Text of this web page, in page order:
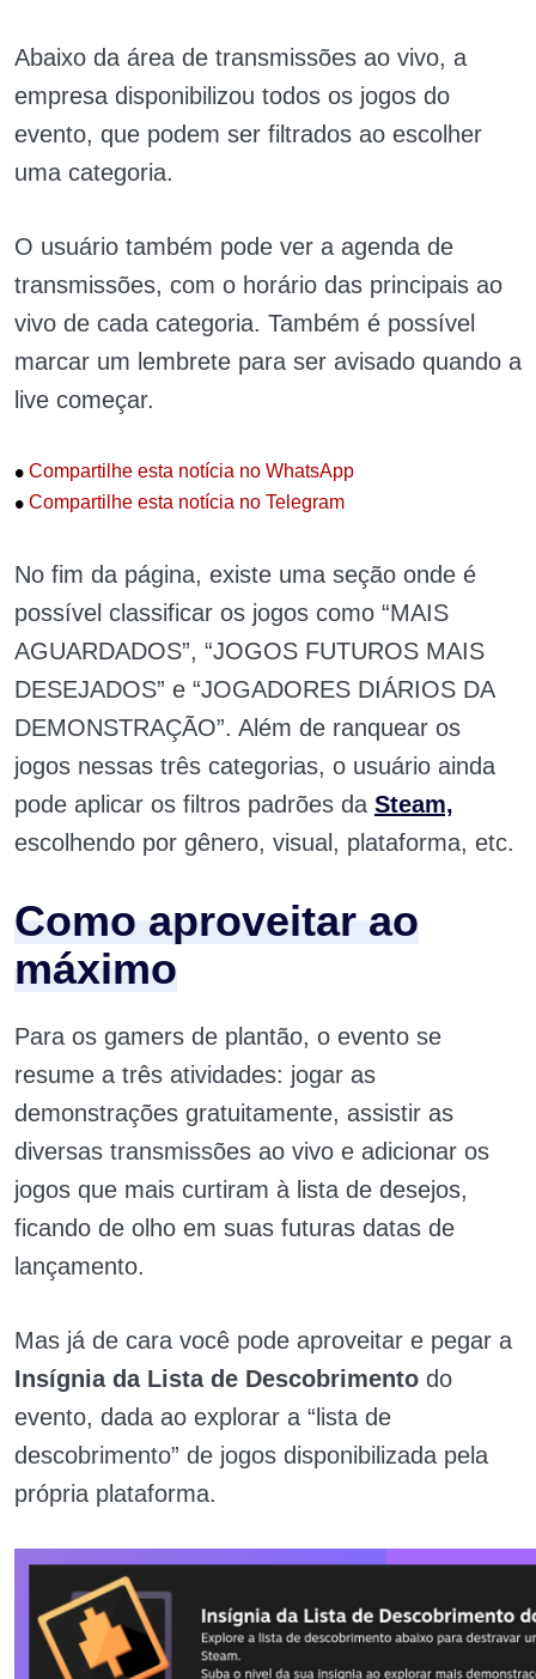
Abaixo da área de transmissões ao vivo, a
empresa disponibilizou todos os jogos do
evento, que podem ser filtrados ao escolher
uma categoria.
O usuário também pode ver a agenda de
transmissões, com o horário das principais ao
vivo de cada categoria. Também é possível
marcar um lembrete para ser avisado quando a
live começar.
• Compartilhe esta notícia no WhatsApp
• Compartilhe esta notícia no Telegram
No fim da página, existe uma seção onde é
possível classificar os jogos como “MAIS
AGUARDADOS”, “JOGOS FUTUROS MAIS
DESEJADOS” e “JOGADORES DIÁRIOS DA
DEMONSTRAÇÃO”. Além de ranquear os
jogos nessas três categorias, o usuário ainda
pode aplicar os filtros padrões da Steam,
escolhendo por gênero, visual, plataforma, etc.
Como aproveitar ao
máximo
Para os gamers de plantão, o evento se
resume a três atividades: jogar as
demonstrações gratuitamente, assistir as
diversas transmissões ao vivo e adicionar os
jogos que mais curtiram à lista de desejos,
ficando de olho em suas futuras datas de
lançamento.
Mas já de cara você pode aproveitar e pegar a
Insígnia da Lista de Descobrimento do
evento, dada ao explorar a “lista de
descobrimento” de jogos disponibilizada pela
própria plataforma.